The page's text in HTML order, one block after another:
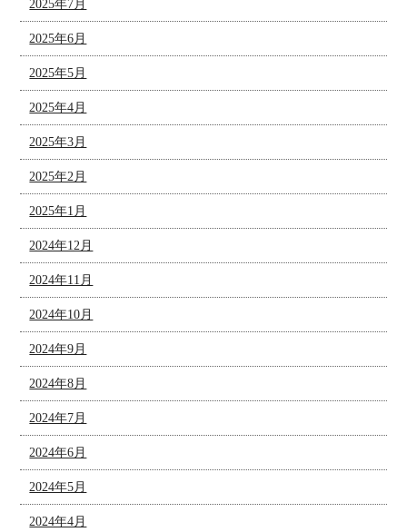
2025年7月
2025年6月
2025年5月
2025年4月
2025年3月
2025年2月
2025年1月
2024年12月
2024年11月
2024年10月
2024年9月
2024年8月
2024年7月
2024年6月
2024年5月
2024年4月